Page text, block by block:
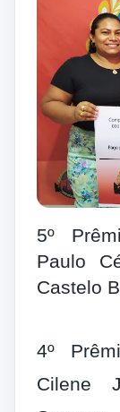
5º
Paulo
Castelo
4º
Cilene